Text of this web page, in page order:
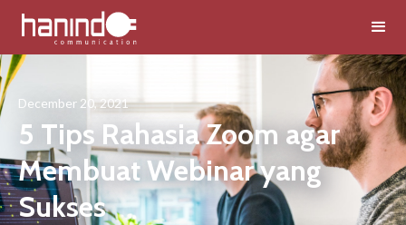
December 20, 2021
5 Tips Rahasia Zoom agar
Membuat Webinar yang
Sukses